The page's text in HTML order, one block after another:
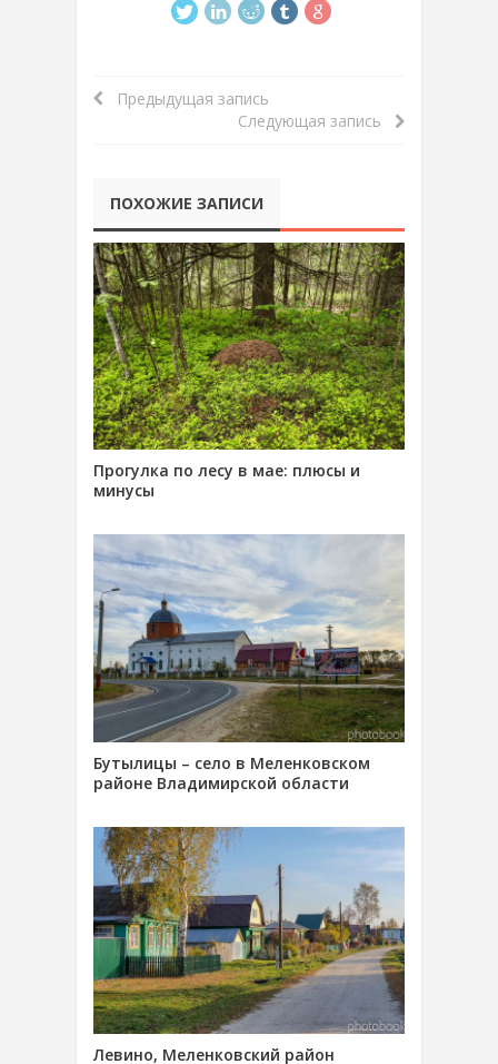
Предыдущая запись
Следующая запись
ПОХОЖИЕ ЗАПИСИ
Прогулка по лесу в мае: плюсы и
минусы
Бутылицы – село в Меленковском
районе Владимирской области
Левино, Меленковский район